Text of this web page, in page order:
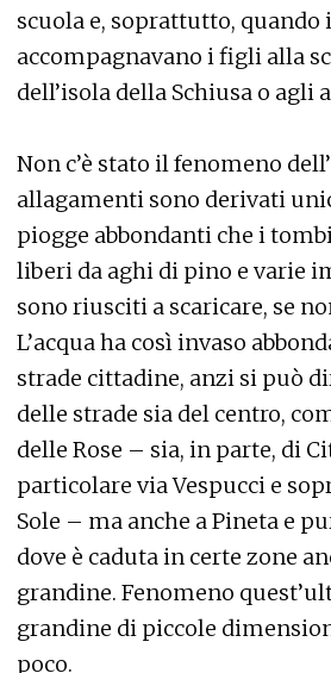
scuola e, soprattutto,
accompagnavano i figli alla
dell’isola della Schiusa o agli
Non c’è stato il fenomeno
allagamenti sono derivati
piogge abbondanti che i
liberi da aghi di pino e varie
sono riusciti a scaricare, se
L’acqua ha così invaso
strade cittadine, anzi si può
delle strade sia del centro,
delle Rose – sia, in parte, di
particolare via Vespucci e
Sole – ma anche a Pineta e
dove è caduta in certe zone
grandine. Fenomeno
grandine di piccole
poco.